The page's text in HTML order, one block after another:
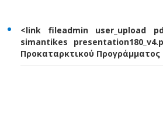
<link fileadmin user_upload
simantikes
Προκαταρκτικού Προγράμματος